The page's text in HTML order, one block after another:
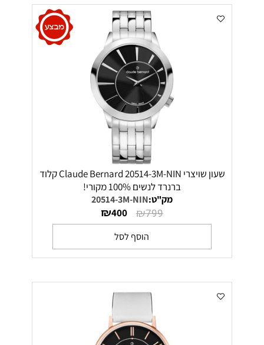
שעון שויצרי Claude Bernard 20514-3M-NIN קלוד
ברנרד לנשים 100% מקורי!
מק"ט:20514-3M-NIN
₪799
₪400
הוסף לסל